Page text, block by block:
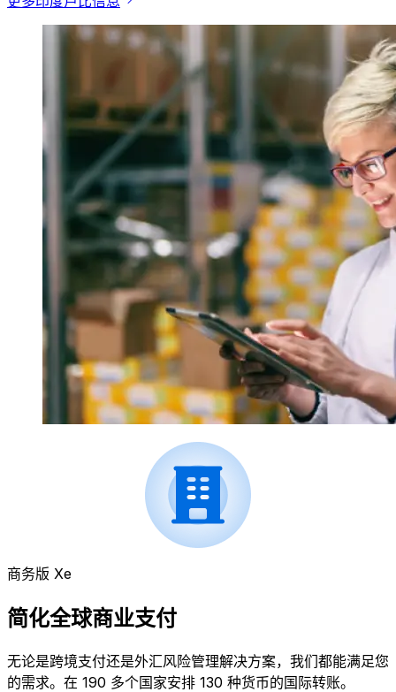
商务版 Xe
简化全球商业支付
无论是跨境支付还是外汇风险管理解决方案，我们都能满足您
的需求。在 190 多个国家安排 130 种货币的国际转账。